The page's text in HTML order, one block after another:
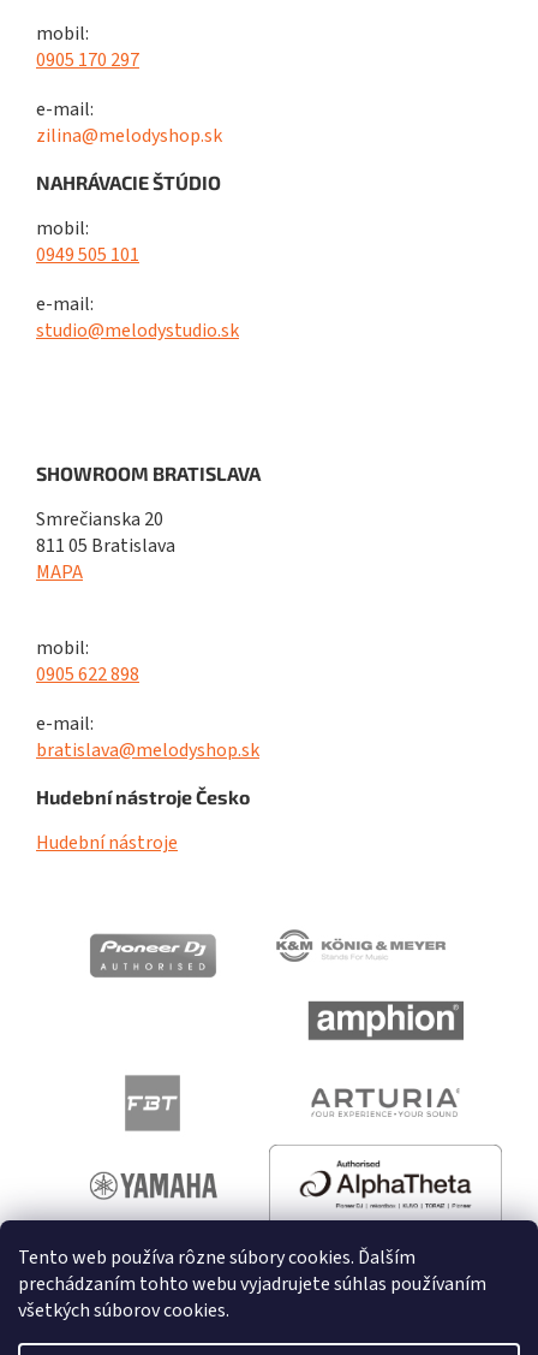
Tento web používa rôzne súbory cookies. Ďalším
prechádzaním tohto webu vyjadrujete súhlas používaním
všetkých súborov cookies.
mobil:
0905 170 297
e-mail:
zilina@melodyshop.sk
NAHRÁVACIE ŠTÚDIO
mobil:
0949 505 101
e-mail:
studio@melodystudio.sk
SHOWROOM BRATISLAVA
Smrečianska 20
811 05 Bratislava
MAPA
mobil:
0905 622 898
e-mail:
bratislava@melodyshop.sk
Hudební nástroje Česko
Hudební nástroje
Vytvoril Shoptet